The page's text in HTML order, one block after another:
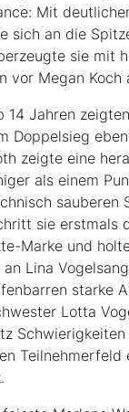
Mit
sich an die
sie mit
vor Megan Koch
14 Jahren
Doppelsieg
zeigte eine
als einem
sauberen
sie erstmals
Marke und
Lina
starke
Lotta
Schwierigkeiten
Teilnehmerfeld